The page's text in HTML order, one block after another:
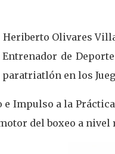
Olivares
de
en los
Impulso a la
del boxeo a nivel